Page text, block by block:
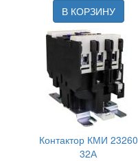
В КОРЗИНУ
Контактор КМИ 23260
32А